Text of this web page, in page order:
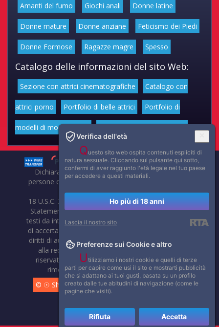
Amanti del fumo Giochi anali Donne latine
Donne mature Donne anziane Feticismo dei Piedi
Donne Formose Ragazze magre Spesso
Catalogo delle informazioni del sito Web:
Sezione con attrici cinematografiche Catalogo con
attrici porno Portfolio di belle attrici Portfolio di
modelli di moda volgari Affascinanti star dello sport
Dichiarazione di non responsabilità: tutti i membri e le
persone che compaiono su questo sito hanno almeno 18
anni.
18 U.S.C. 2257 Record-Keeping Requirements Compliance
Statement. Affaritaliani, prima di pubblicare foto, video o
testi da internet, compie tutte le opportune verifiche al fine
di accertarne il libero regime di circolazione e non violare i
diritti di autore o altri diritti esclusivi di terzi. Per segnalare
alla redazione eventuali errori nell'uso del materiale
riservato, scriveteci: provvederemo prontamente alla
rimozione del materiale lesivo di diritti di terzi.
© ☉ Show di Sesso VivoCam. 2014 - 2026. Tutti i diritti
Verifica dell'età
Questo sito web ospita contenuti espliciti di
natura sessuale. Cliccando sul pulsante qui sotto,
confermi di aver raggiunto l'età legale nel tuo paese
per accedere a questi materiali.
Ho più di 18 anni
Lascia il nostro sito
Preferenze sui Cookie e altro
Utilizziamo i nostri cookie e quelli di terze
parti per capire come usi il sito e mostrarti pubblicità
che si adattano ai tuoi gusti, basata su un profilo
creato dalle tue abitudini di navigazione (come le
pagine che visiti).
Rifiuta Accetta